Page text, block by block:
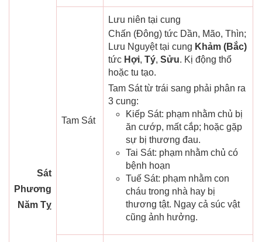
Sát
Phương
Năm Tỵ
Tam Sát
Lưu niên tại cung
Chấn (Đông) tức Dần, Mão, Thìn;
Lưu Nguyệt tại cung Khảm (Bắc)
tức Hợi, Tý, Sửu. Kị động thổ
hoặc tu tạo.
Tam Sát từ trái sang phải phân ra
3 cung:
Kiếp Sát: phạm nhằm chủ bị
ăn cướp, mất cắp; hoặc gặp
sự bị thương đau.
Tai Sát: phạm nhằm chủ có
bệnh hoạn
Tuế Sát: phạm nhằm con
cháu trong nhà hay bị
thương tật. Ngay cả súc vật
cũng ảnh hưởng.